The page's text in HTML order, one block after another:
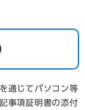
通じてパソコン等
事項証明書の添付